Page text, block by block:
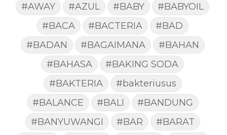
#AWAY
#AZUL #BABY
#BABYOIL
#BACA
#BACTERIA
#BAD
#BADAN
#BAGAIMANA
#BAHAN
#BAHASA
#BAKING SODA
#BAKTERIA
#bakteriusus
#BALANCE
#BALI
#BANDUNG
#BANYUWANGI
#BAR
#BARAT